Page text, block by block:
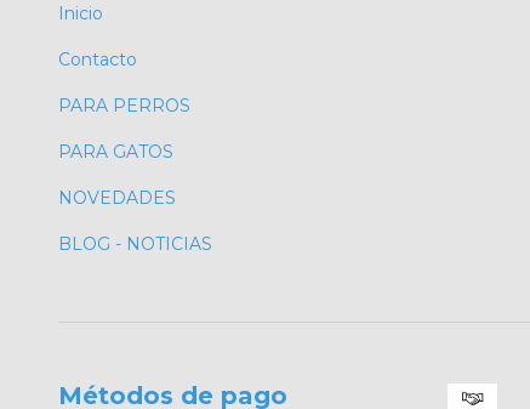
Inicio
Contacto
PARA PERROS
PARA GATOS
NOVEDADES
BLOG - NOTICIAS
Métodos de pago